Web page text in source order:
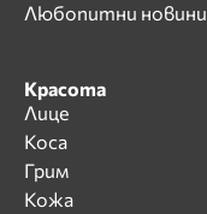
Любопитни новини
Красота
Лице
Коса
Грим
Кожа